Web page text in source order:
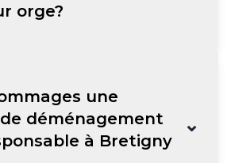
orge?
une
déménagement
à Bretigny
⌄